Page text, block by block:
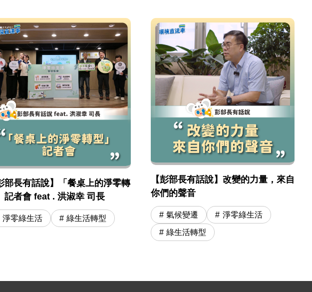
絡，提升就業競爭力！feat. 張順欽院長
業競爭力！feat. 張順欽院長
部長有話說】「餐桌上的淨零轉
記者會 feat . 洪淑幸 司長
淨零綠生活 綠生活轉型
【彭部長有話說】改變的力量，來自
你們的聲音
氣候變遷 淨零綠生活
綠生活轉型